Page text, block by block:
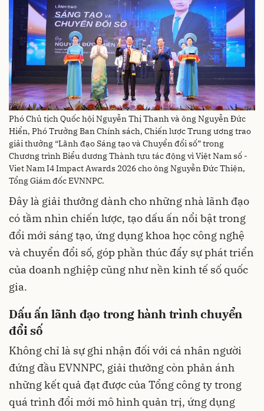
Phó Chủ tịch Quốc hội Nguyễn Thị Thanh và ông Nguyễn Đức
Hiển, Phó Trưởng Ban Chính sách, Chiến lược Trung ương trao
giải thưởng “Lãnh đạo Sáng tạo và Chuyển đổi số” trong
Chương trình Biểu dương Thành tựu tác động vì Việt Nam số -
Viet Nam I4 Impact Awards 2026 cho ông Nguyễn Đức Thiện,
Tổng Giám đốc EVNNPC.
Đây là giải thưởng dành cho những nhà lãnh đạo
có tầm nhìn chiến lược, tạo dấu ấn nổi bật trong
đổi mới sáng tạo, ứng dụng khoa học công nghệ
và chuyển đổi số, góp phần thúc đẩy sự phát triển
của doanh nghiệp cũng như nền kinh tế số quốc
gia.
Dấu ấn lãnh đạo trong hành trình chuyển
đổi số
Không chỉ là sự ghi nhận đối với cá nhân người
đứng đầu EVNNPC, giải thưởng còn phản ánh
những kết quả đạt được của Tổng công ty trong
quá trình đổi mới mô hình quản trị, ứng dụng